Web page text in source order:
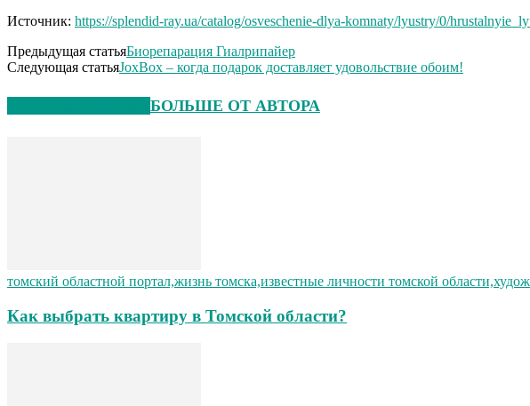
Источник: https://splendid-ray.ua/catalog/osveschenie-dlya-komnaty/lyustry/0/
Предыдущая статьяБиорепарация Гиалрипайер
Следующая статьяJoxBox – когда подарок доставляет удовольствие обоим!
БОЛЬШЕ ОТ АВТОРА
томский областной портал,жизнь томска,известные личности томской
Как выбрать квартиру в Томской области?